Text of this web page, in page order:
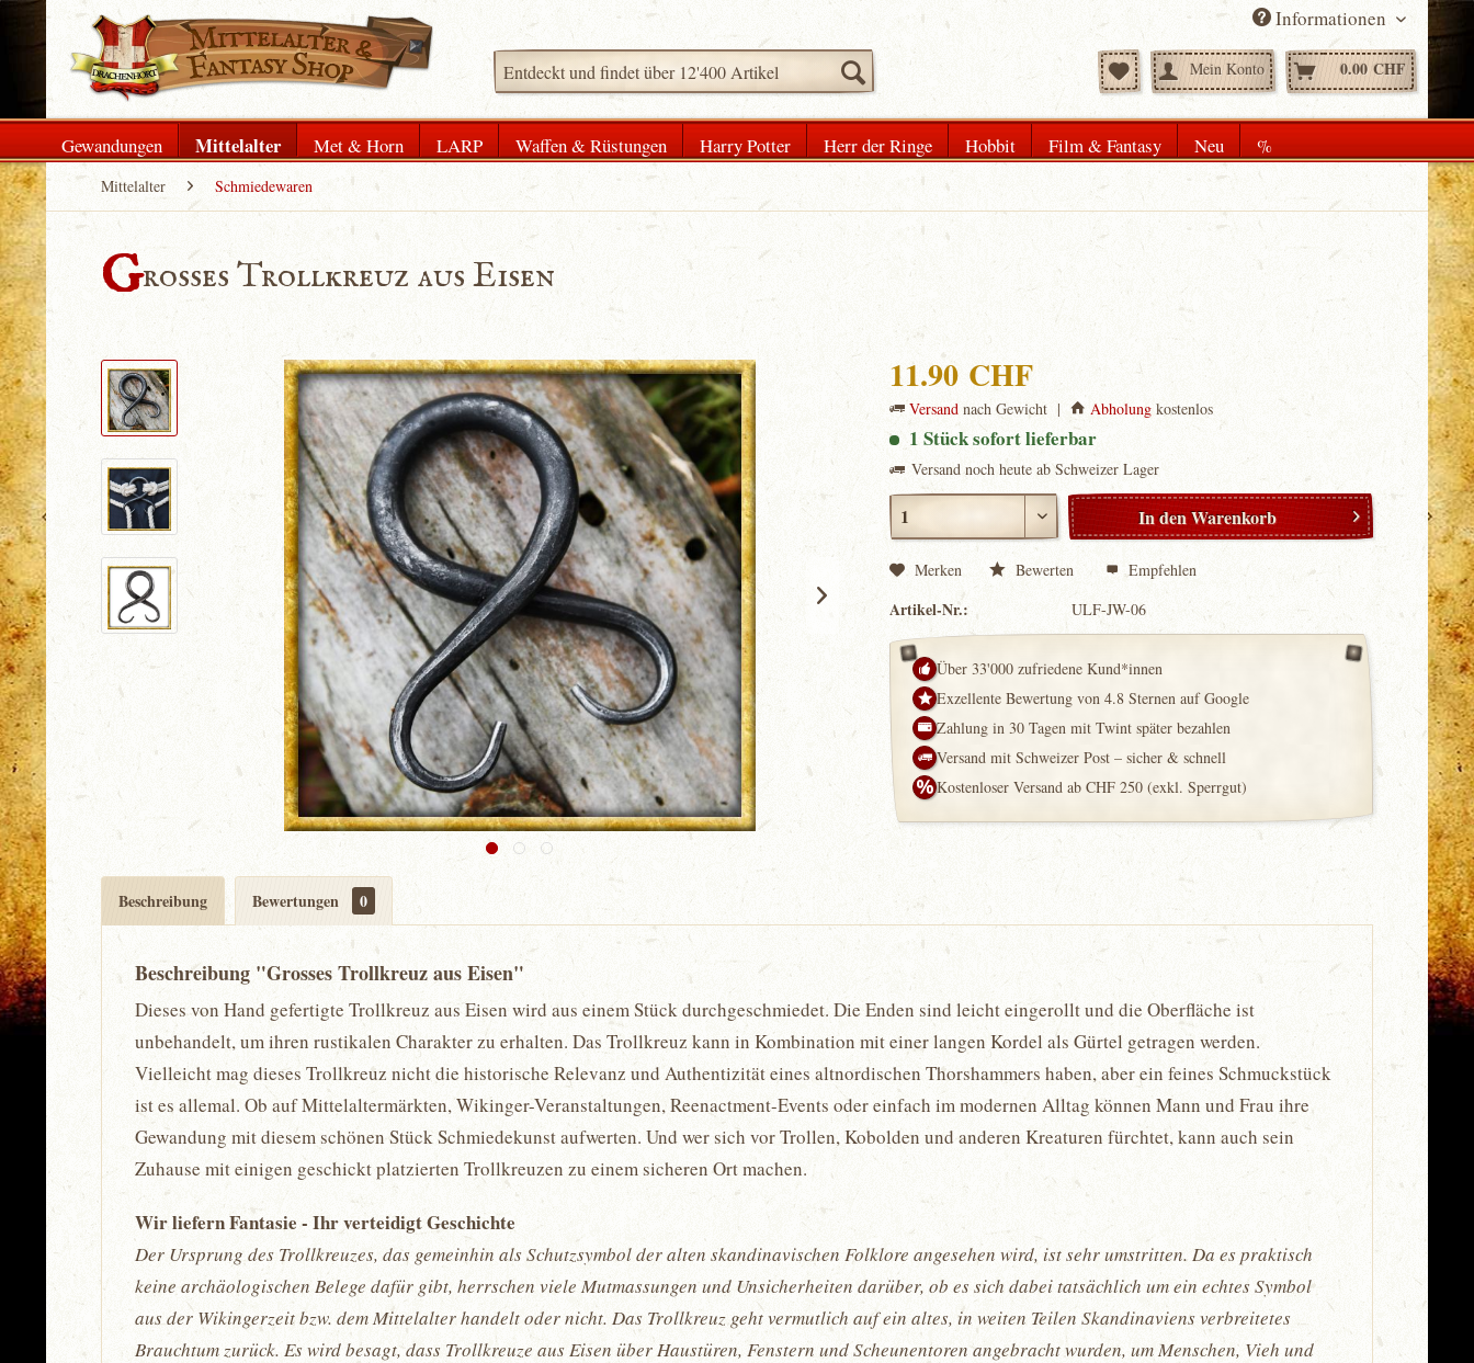
Informationen
Mein Konto 0.00 CHF
Gewandungen Mittelalter Met & Horn LARP Waffen & Rüstungen Harry Potter Herr der Ringe Hobbit Film & Fantasy Neu %
Mittelalter Schmiedewaren
Grosses Trollkreuz aus Eisen
11.90 CHF
Versand nach Gewicht | Abholung kostenlos
1 Stück sofort lieferbar
Versand noch heute ab Schweizer Lager
In denWarenkorb
Merken Bewerten Empfehlen
Artikel-Nr.: ULF-JW-06
Über 33'000 zufriedene Kund*innen
Exzellente Bewertung von 4.8 Sternen auf Google
Zahlung in 30 Tagen mit Twint später bezahlen
Versand mit Schweizer Post – sicher & schnell
Kostenloser Versand ab CHF 250 (exkl. Sperrgut)
Beschreibung Bewertungen 0
Beschreibung "Grosses Trollkreuz aus Eisen"
Dieses von Hand gefertigte Trollkreuz aus Eisen wird aus einem Stück durchgeschmiedet. Die Enden sind leicht eingerollt und die Oberfläche ist
unbehandelt, um ihren rustikalen Charakter zu erhalten. Das Trollkreuz kann in Kombination mit einer langen Kordel als Gürtel getragen werden.
Vielleicht mag dieses Trollkreuz nicht die historische Relevanz und Authentizität eines altnordischen Thorshammers haben, aber ein feines Schmuckstück
ist es allemal. Ob auf Mittelaltermärkten, Wikinger-Veranstaltungen, Reenactment-Events oder einfach im modernen Alltag können Mann und Frau ihre
Gewandung mit diesem schönen Stück Schmiedekunst aufwerten. Und wer sich vor Trollen, Kobolden und anderen Kreaturen fürchtet, kann auch sein
Zuhause mit einigen geschickt platzierten Trollkreuzen zu einem sicheren Ort machen.
Wir liefern Fantasie - Ihr verteidigt Geschichte
Der Ursprung des Trollkreuzes, das gemeinhin als Schutzsymbol der alten skandinavischen Folklore angesehen wird, ist sehr umstritten. Da es praktisch
keine archäologischen Belege dafür gibt, herrschen viele Mutmassungen und Unsicherheiten darüber, ob es sich dabei tatsächlich um ein echtes Symbol
aus der Wikingerzeit bzw. dem Mittelalter handelt oder nicht. Das Trollkreuz geht vermutlich auf ein altes, in weiten Teilen Skandinaviens verbreitetes
Brauchtum zurück. Es wird besagt, dass Trollkreuze aus Eisen über Haustüren, Fenstern und Scheunentoren angebracht wurden, um Menschen, Vieh und